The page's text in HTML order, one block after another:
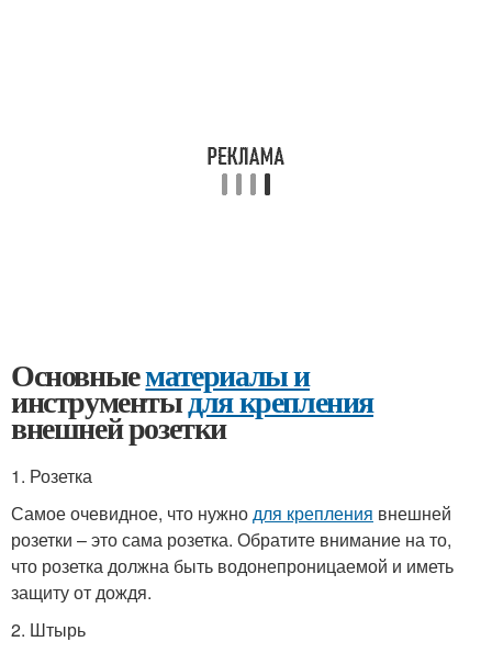
Основныематериалы и
инструментыдля крепления
внешней розетки
1. Розетка
Самое очевидное, что нужнодля крепления внешней
розетки – это сама розетка. Обратите внимание на то,
что розетка должна быть водонепроницаемой и иметь
защиту от дождя.
2. Штырь